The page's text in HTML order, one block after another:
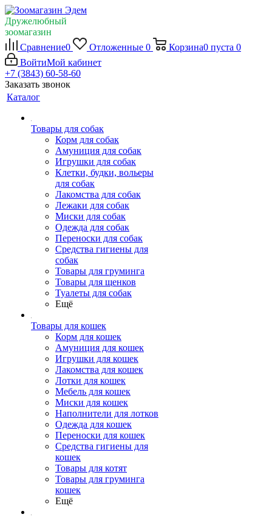
Дружелюбный
зоомагазин
Сравнение0 Отложенные 0 Корзина0 пуста 0
ВойтиМой кабинет
+7 (3843) 60-58-60
Заказать звонок
Каталог
Товары для собак
Корм для собак
Амуниция для собак
Игрушки для собак
Клетки, будки, вольеры
для собак
Лакомства для собак
Лежаки для собак
Миски для собак
Одежда для собак
Переноски для собак
Средства гигиены для
собак
Товары для груминга
Товары для щенков
Туалеты для собак
Ещё
Товары для кошек
Корм для кошек
Амуниция для кошек
Игрушки для кошек
Лакомства для кошек
Лотки для кошек
Мебель для кошек
Миски для кошек
Наполнители для лотков
Одежда для кошек
Переноски для кошек
Средства гигиены для
кошек
Товары для котят
Товары для груминга
кошек
Ещё